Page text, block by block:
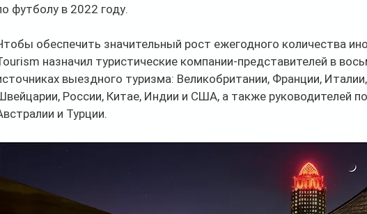
футболу в 2022 году.
обеспечить значительный рост ежегодного количества
назначил туристические компании-представителей в
выездного туризма: Великобритании, Франции,
России, Китае, Индии и США, а также руководителей
и Турции.